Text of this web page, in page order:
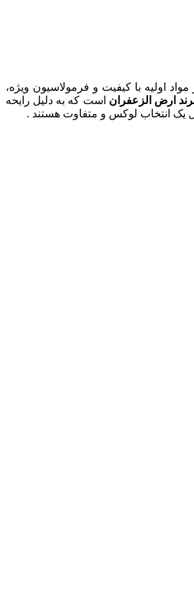
اولیه با کیفیت و فرمولاسیون ویژه،
ارض الزعفران است که به دلیل رایحه
یک انتخاب لوکس و متفاوت هستند .